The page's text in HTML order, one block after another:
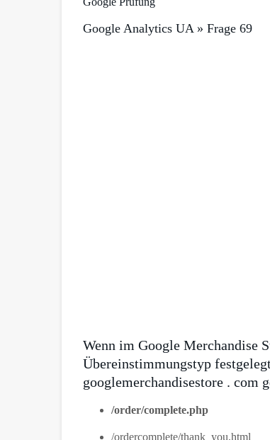
Google Analytics UA » Frage 69
Wenn im Google Merchandise
Übereinstimmungstyp
googlemerchandisestore . com
/order/complete.php
/ordercomplete/thank_you.html